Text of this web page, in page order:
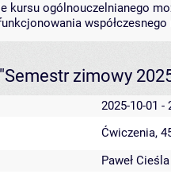
kursu ogólnouczelnianego
współczesnego
zimowy
2025-10-01 -
Ćwiczenia,
Paweł Cieśla